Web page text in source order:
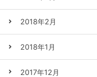
2018年2月
2018年1月
2017年12月